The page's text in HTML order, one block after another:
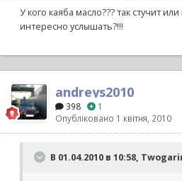
У кого каяба масло??? так стучит
интересно услышать?!!!
andreys2010
398
1
Опубліковано 1 квітня, 2010
В 01.04.2010 в 10:58,